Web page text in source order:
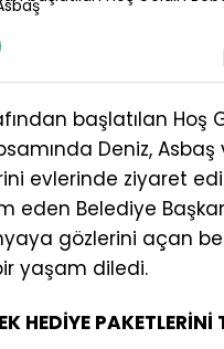
başlatılan Hoş
Deniz, Asbaş
evlerinde ziyaret
eden Belediye
gözlerini açan
yaşam diledi.
HEDİYE